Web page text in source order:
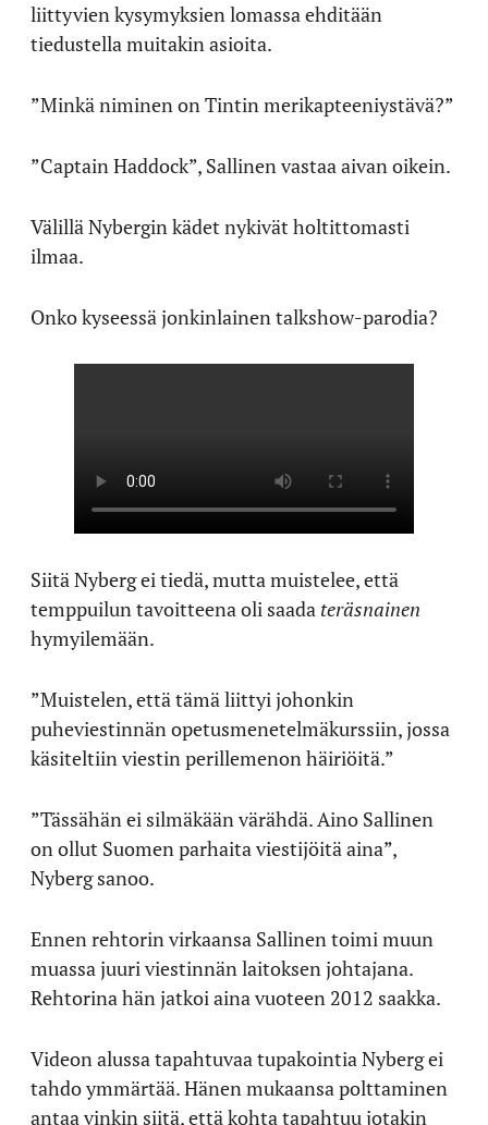
liittyvien kysymyksien lomassa ehditään
tiedustella muitakin asioita.
”Minkä niminen on Tintin merikapteeniystävä?”
”Captain Haddock”, Sallinen vastaa aivan oikein.
Välillä Nybergin kädet nykivät holtittomasti
ilmaa.
Onko kyseessä jonkinlainen talkshow-parodia?
Siitä Nyberg ei tiedä, mutta muistelee, että
temppuilun tavoitteena oli saada teräsnainen
hymyilemään.
”Muistelen, että tämä liittyi johonkin
puheviestinnän opetusmenetelmäkurssiin, jossa
käsiteltiin viestin perillemenon häiriöitä.”
”Tässähän ei silmäkään värähdä. Aino Sallinen
on ollut Suomen parhaita viestijöitä aina”,
Nyberg sanoo.
Ennen rehtorin virkaansa Sallinen toimi muun
muassa juuri viestinnän laitoksen johtajana.
Rehtorina hän jatkoi aina vuoteen 2012 saakka.
Videon alussa tapahtuvaa tupakointia Nyberg ei
tahdo ymmärtää. Hänen mukaansa polttaminen
antaa vinkin siitä, että kohta tapahtuu jotakin